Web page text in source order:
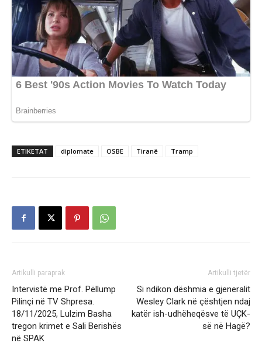
ETIKETAT diplomate OSBE Tiranë Tramp
Artikulli paraprak
Intervistë me Prof. Pëllump
Pilinçi në TV Shpresa.
18/11/2025, Lulzim Basha
tregon krimet e Sali Berishës
në SPAK
Artikulli tjetër
Si ndikon dëshmia e gjeneralit
Wesley Clark në çështjen ndaj
katër ish-udhëheqësve të UÇK-
së në Hagë?